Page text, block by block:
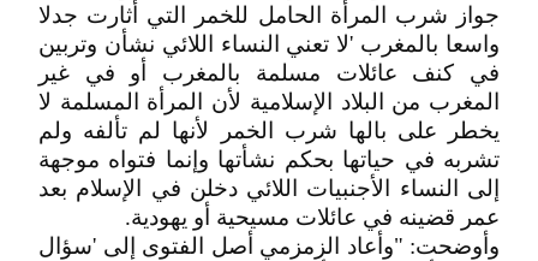
جواز شرب المرأة الحامل للخمر التي أثارت جدلا
واسعا بالمغرب 'لا تعني النساء اللائي نشأن وتربين
في كنف عائلات مسلمة بالمغرب أو في غير
المغرب من البلاد الإسلامية لأن المرأة المسلمة لا
يخطر على بالها شرب الخمر لأنها لم تألفه ولم
تشربه في حياتها بحكم نشأتها وإنما فتواه موجهة
إلى النساء الأجنبيات اللائي دخلن في الإسلام بعد
عمر قضينه في عائلات مسيحية أو يهودية.
وأوضحت: "وأعاد الزمزمي أصل الفتوى إلى 'سؤال